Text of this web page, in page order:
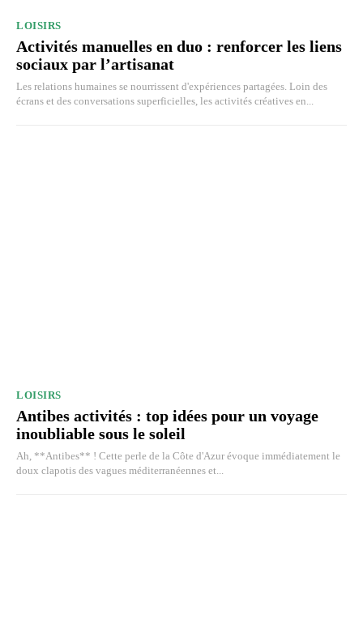
LOISIRS
Activités manuelles en duo : renforcer les liens
sociaux par l’artisanat
Les relations humaines se nourrissent d'expériences partagées. Loin des
écrans et des conversations superficielles, les activités créatives en...
LOISIRS
Antibes activités : top idées pour un voyage
inoubliable sous le soleil
Ah, **Antibes** ! Cette perle de la Côte d'Azur évoque immédiatement le
doux clapotis des vagues méditerranéennes et...